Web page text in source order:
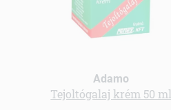
Adamo
Tejoltógalaj krém 50 ml